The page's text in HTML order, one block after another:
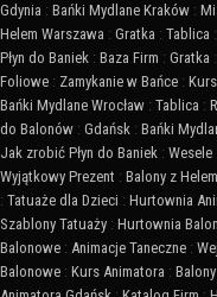
Gdynia : Bańki Mydlane Kraków :
Helem Warszawa : Gratka : Tablica :
Płyn do Baniek : Baza Firm : Gratka :
Foliowe : Zamykanie w Bańce :
Bańki Mydlane Wrocław : Tablica :
do Balonów : Gdańsk : Bańki
Jak zrobić Płyn do Baniek : Wesele
Wyjątkowy Prezent : Balony z
: Tatuaże dla Dzieci : Hurtownia
Szablony Tatuaży : Hurtownia
Balonowe : Animacje Taneczne :
Balonowe : Kurs Animatora :